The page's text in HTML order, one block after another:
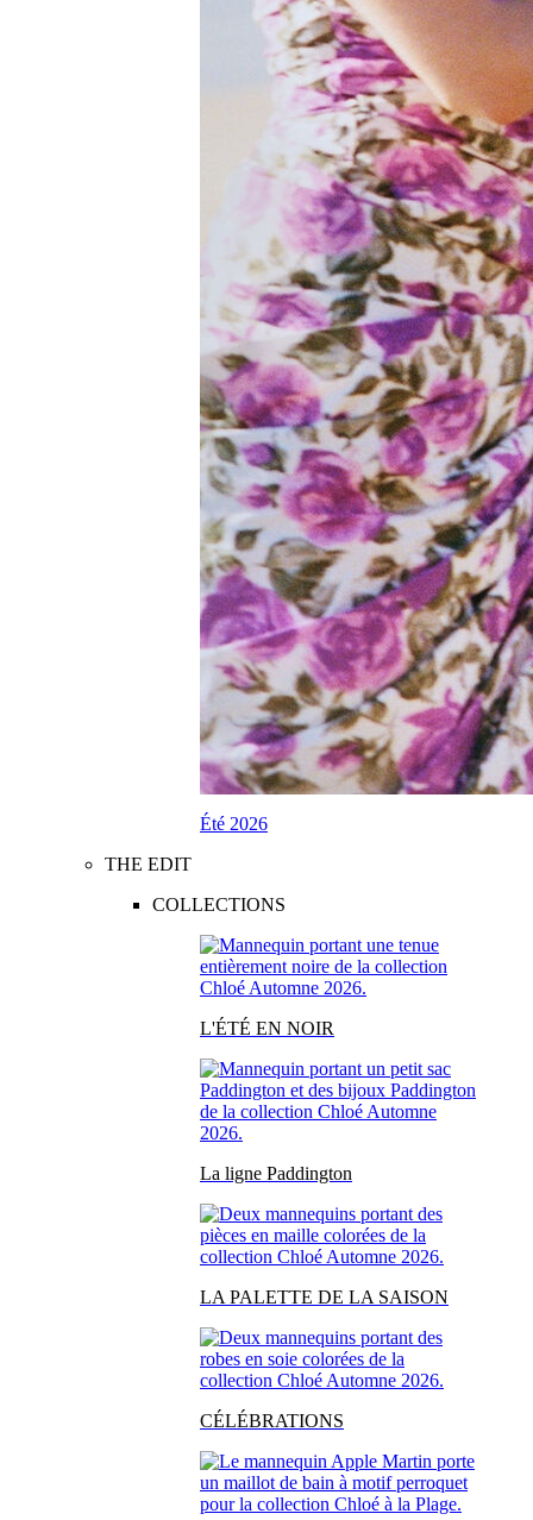
Été 2026
THE EDIT
COLLECTIONS
L'ÉTÉ EN NOIR
La ligne Paddington
LA PALETTE DE LA SAISON
CÉLÉBRATIONS